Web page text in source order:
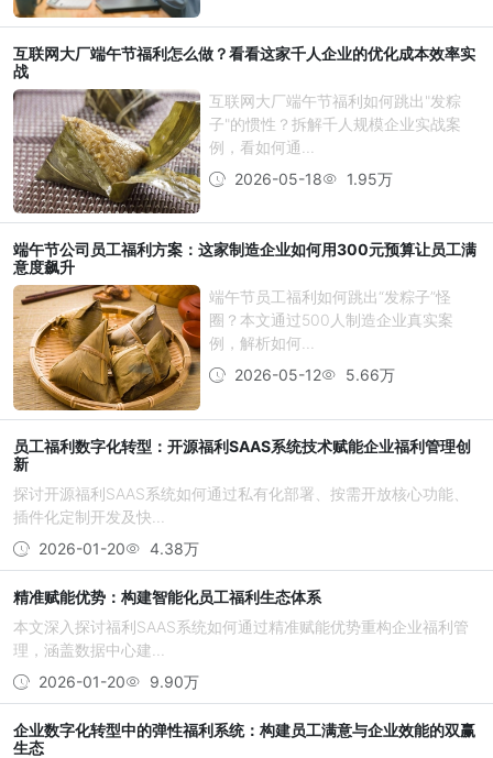
互联网大厂端午节福利怎么做？看看这家千人企业的优化成本效率实
战
互联网大厂端午节福利如何跳出"发粽
子"的惯性？拆解千人规模企业实战案
例，看如何通...
2026-05-18
1.95万
端午节公司员工福利方案：这家制造企业如何用300元预算让员工满
意度飙升
端午节员工福利如何跳出“发粽子”怪
圈？本文通过500人制造企业真实案
例，解析如何...
2026-05-12
5.66万
员工福利数字化转型：开源福利SAAS系统技术赋能企业福利管理创
新
探讨开源福利SAAS系统如何通过私有化部署、按需开放核心功能、
插件化定制开发及快...
2026-01-20
4.38万
精准赋能优势：构建智能化员工福利生态体系
本文深入探讨福利SAAS系统如何通过精准赋能优势重构企业福利管
理，涵盖数据中心建...
2026-01-20
9.90万
企业数字化转型中的弹性福利系统：构建员工满意与企业效能的双赢
生态